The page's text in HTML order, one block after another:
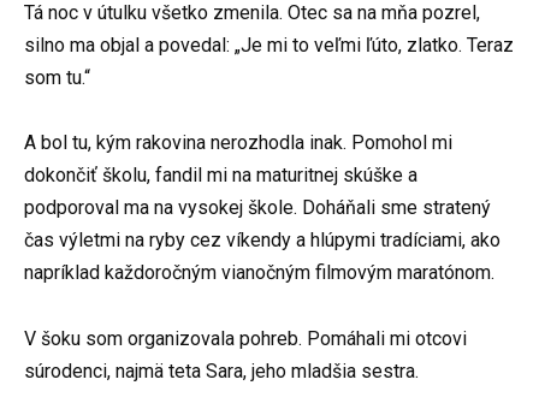
Tá noc v útulku všetko zmenila. Otec sa na mňa pozrel,
silno ma objal a povedal: „Je mi to veľmi ľúto, zlatko. Teraz
som tu.“
A bol tu, kým rakovina nerozhodla inak. Pomohol mi
dokončiť školu, fandil mi na maturitnej skúške a
podporoval ma na vysokej škole. Doháňali sme stratený
čas výletmi na ryby cez víkendy a hlúpymi tradíciami, ako
napríklad každoročným vianočným filmovým maratónom.
V šoku som organizovala pohreb. Pomáhali mi otcovi
súrodenci, najmä teta Sara, jeho mladšia sestra.